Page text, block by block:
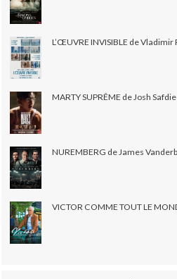
L’ŒUVRE INVISIBLE de
MARTY SUPRÊME de Josh Safdie
NUREMBERG de James
VICTOR COMME TOUT LE